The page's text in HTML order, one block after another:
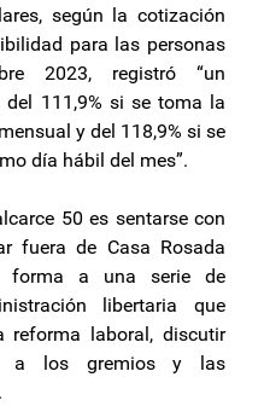
según la cotización
para las personas
2023, registró “un
111,9% si se toma la
y del 118,9% si se
día hábil del mes”.
50 es sentarse con
fuera de Casa Rosada
forma a una serie de
libertaria que
reforma laboral, discutir
a los gremios y las